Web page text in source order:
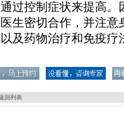
过控制症状来提高。
生密切合作，并注意
及药物治疗和免疫疗
回列表